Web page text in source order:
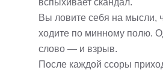
вспыхивает скандал.
Вы ловите себя на мысли,
ходите по минному полю.
слово — и взрыв.
После каждой ссоры